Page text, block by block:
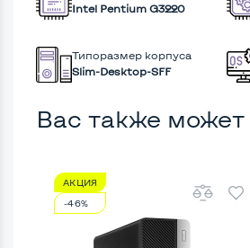
Intel Pentium G3220
Типоразмер корпуса
Slim-Desktop-SFF
Вас также может
АКЦИЯ
-46%